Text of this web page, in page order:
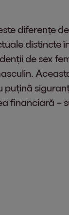
diferențe
distincte
de sex
puțină
financiară –